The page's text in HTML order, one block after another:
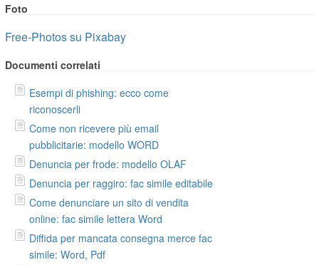
Foto
Free-Photos su Pixabay
Documenti correlati
Esempi di phishing: ecco come
riconoscerli
Come non ricevere più email
pubblicitarie: modello WORD
Denuncia per frode: modello OLAF
Denuncia per raggiro: fac simile editabile
Come denunciare un sito di vendita
online: fac simile lettera Word
Diffida per mancata consegna merce fac
simile: Word, Pdf